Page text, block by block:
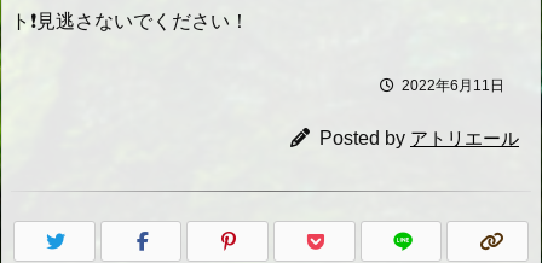
ト❗️見逃さないでください！
2022年6月11日
Posted by アトリエール